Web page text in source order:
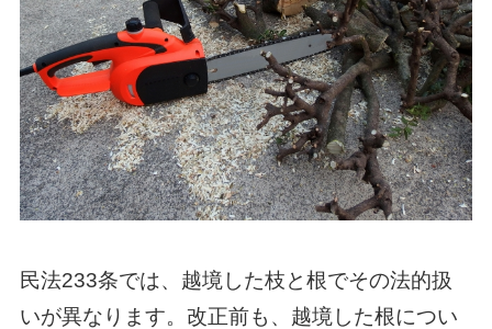
民法233条では、越境した枝と根でその法的扱
いが異なります。改正前も、越境した根につい